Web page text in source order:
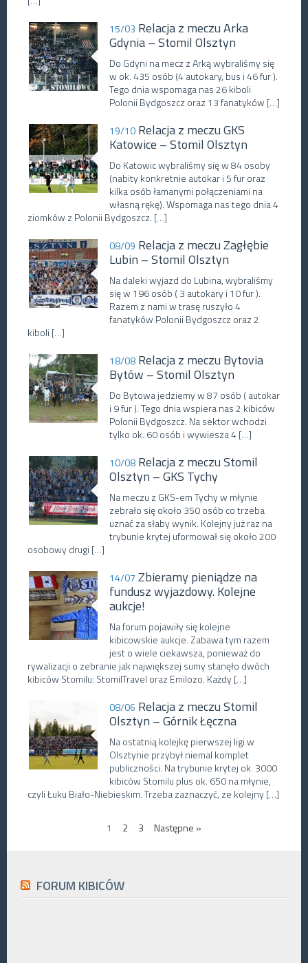
15/03 Relacja z meczu Arka
Gdynia – Stomil Olsztyn
Do Gdyni na mecz z Arką wybraliśmy się
w ok. 435 osób (4 autokary, bus i 46 fur ).
Tego dnia wspomaga nas 26 kiboli
Polonii Bydgoszcz oraz 13 fanatyków […]
19/10 Relacja z meczu GKS
Katowice – Stomil Olsztyn
Do Katowic wybraliśmy się w 84 osoby
(nabity konkretnie autokar i 5 fur oraz
kilka osób łamanymi połączeniami na
własną rękę). Wspomaga nas tego dnia 4
ziomków z Polonii Bydgoszcz. […]
08/09 Relacja z meczu Zagłębie
Lubin – Stomil Olsztyn
Na daleki wyjazd do Lubina, wybraliśmy
się w 196 osób ( 3 autokary i 10 fur ).
Razem z nami w trasę ruszyło 4
fanatyków Polonii Bydgoszcz oraz 2
kiboli […]
18/08 Relacja z meczu Bytovia
Bytów – Stomil Olsztyn
Do Bytowa jedziemy w 87 osób ( autokar
i 9 fur ). Tego dnia wspiera nas 2 kibiców
Polonii Bydgoszcz. Na sektor wchodzi
tylko ok. 60 osób i wywiesza 4 […]
10/08 Relacja z meczu Stomil
Olsztyn – GKS Tychy
Na meczu z GKS-em Tychy w młynie
zebrało się około 350 osób co trzeba
uznać za słaby wynik. Kolejny już raz na
trybunie krytej uformował się około 200
osobowy drugi […]
14/07 Zbieramy pieniądze na
fundusz wyjazdowy. Kolejne
aukcje!
Na forum pojawiły się kolejne
kibicowskie aukcje. Zabawa tym razem
jest o wiele ciekawsza, ponieważ do
rywalizacji o zebranie jak największej sumy stanęło dwóch
kibiców Stomilu: StomilTravel oraz Emilozo. Każdy […]
08/06 Relacja z meczu Stomil
Olsztyn – Górnik Łęczna
Na ostatnią kolejkę pierwszej ligi w
Olsztynie przybył niemal komplet
publiczności. Na trybunie krytej ok. 3000
kibiców Stomilu plus ok. 650 na młynie,
czyli Łuku Biało-Niebieskim. Trzeba zaznaczyć, ze kolejny […]
1 2 3 Następne »
FORUM KIBICÓW